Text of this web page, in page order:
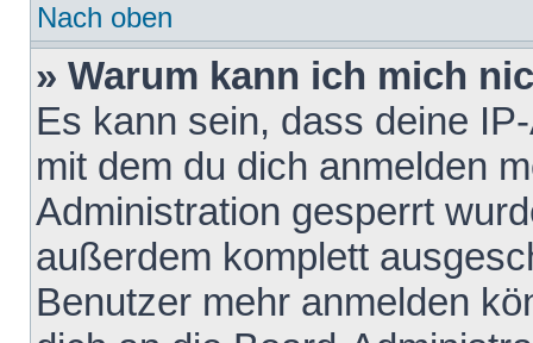
Nach oben
» Warum kann ich mich
Es kann sein, dass deine
mit dem du dich anmelden
Administration gesperrt
außerdem komplett
Benutzer mehr anmelden